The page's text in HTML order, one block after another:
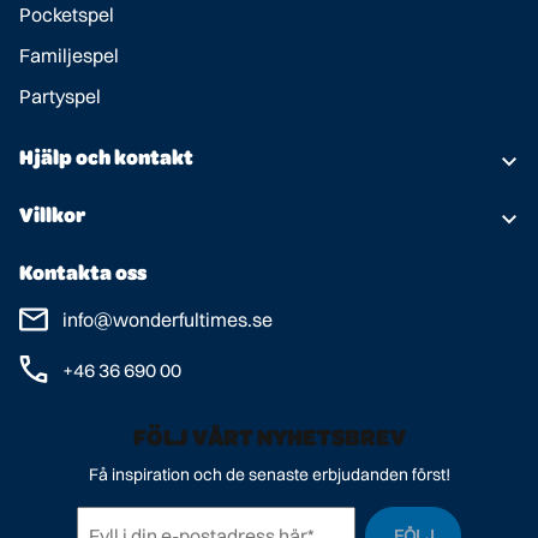
Pocketspel
Familjespel
Partyspel
Hjälp och kontakt
Om oss
Spelregler
Villkor
Användarvillkor
Personuppgiftspolicy
Kontakta oss
info@wonderfultimes.se
+46 36 690 00
FÖLJ VÅRT NYHETSBREV
Få inspiration och de senaste erbjudanden först!